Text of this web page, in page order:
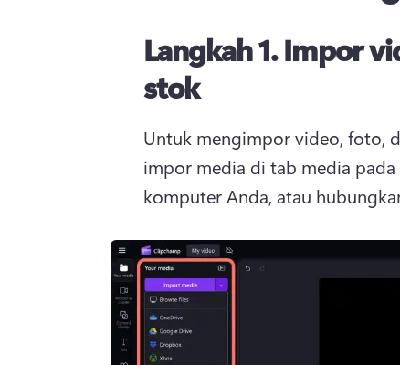
Langkah 1.Impor
stok
Untuk mengimpor video, foto,
impor media di tab media
komputer Anda, atau